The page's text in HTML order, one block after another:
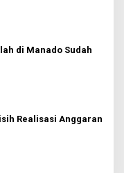
di Manado Sudah
Realisasi Anggaran